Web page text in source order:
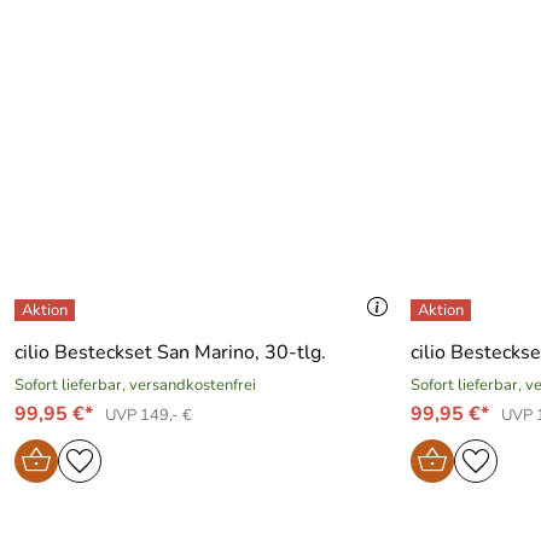
cilio Besteckset San Marino, 30-tlg.
Sofort lieferbar, versandkostenfrei
99,95 €* UVP 149,- €
cilio
Sofort lieferbar,
99,95 €* UVP